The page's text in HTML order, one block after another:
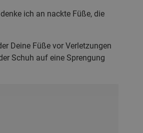
ich an nackte Füße, die
Deine Füße vor Verletzungen
Schuh auf eine Sprengung